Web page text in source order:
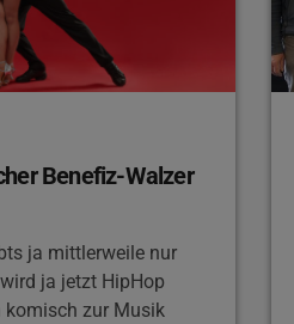
Benefiz-Walzer
ja mittlerweile nur
ja jetzt HipHop
komisch zur Musik